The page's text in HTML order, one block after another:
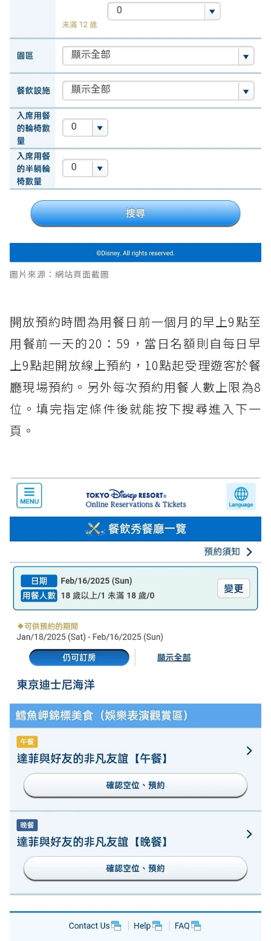
圖片來源：網站頁面截圖
開放預約時間為用餐日前一個月的早上9點至
用餐前一天的20：59，當日名額則自每日早
上9點起開放線上預約，10點起受理遊客於餐
廳現場預約。另外每次預約用餐人數上限為8
位。填完指定條件後就能按下搜尋進入下一
頁。